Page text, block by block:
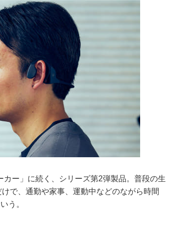
ー」に続く、シリーズ第2弾製品。普段の生
で、通勤や家事、運動中などのながら時間
う。